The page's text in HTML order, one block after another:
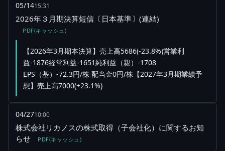
05/1415:31
2026年３月期決算短信〔日本基準〕(連結)
PDF(キャッシュ)
【2026年3月期本決算】売上高5686(-23.8%)営業利
益-1876経常利益-1651純利益（親）-1708
EPS（基）-72.3円/株 配当金0円/株【2027年3月期業績予
想】売上高7000(+23.1%)
04/2710:00
株式会社リカノスの株式取得（子会社化）に関するお知
らせ
PDF(キャッシュ)